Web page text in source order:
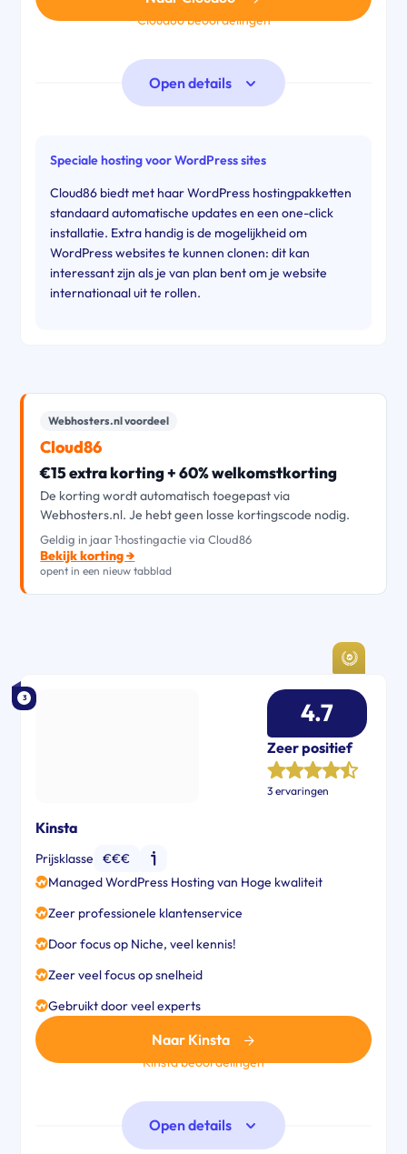
Cloud86 beoordelingen
Open details
Speciale hosting voor WordPress sites
Cloud86 biedt met haar WordPress hostingpakketten
standaard automatische updates en een one-click
installatie. Extra handig is de mogelijkheid om
WordPress websites te kunnen clonen: dit kan
interessant zijn als je van plan bent om je website
internationaal uit te rollen.
Webhosters.nl voordeel
Cloud86
€15 extra korting + 60% welkomstkorting
De korting wordt automatisch toegepast via
Webhosters.nl. Je hebt geen losse kortingscode nodig.
Geldig in jaar 1·hostingactie via Cloud86
Bekijk korting →
opent in een nieuw tabblad
3
Kinsta
Prijsklasse
€€€
Managed WordPress Hosting van Hoge kwaliteit
Zeer professionele klantenservice
Door focus op Niche, veel kennis!
Zeer veel focus op snelheid
Gebruikt door veel experts
Zeer positief
3 ervaringen
4.7
Naar Kinsta
Kinsta beoordelingen
Open details